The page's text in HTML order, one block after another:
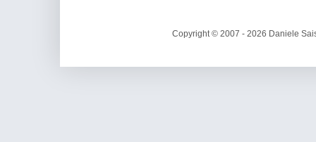
Copyright © 2007 - 2026 Daniele